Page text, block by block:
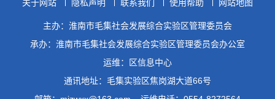
关于网站 隐私声明 联系我们 使用帮助 网站地图
主办：淮南市毛集社会发展综合实验区管理委员会
承办：淮南市毛集社会发展综合实验区管理委员会办公室
运维：区信息中心
通讯地址：毛集实验区焦岗湖大道66号